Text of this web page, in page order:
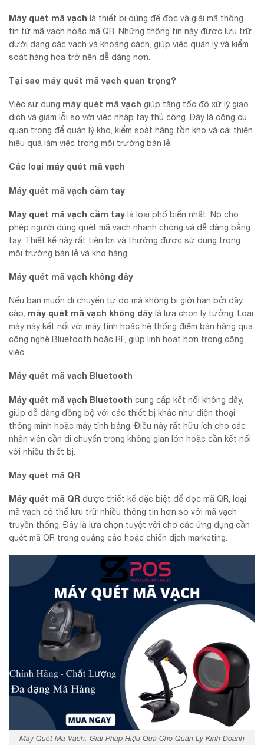
Máy quét mã vạch là thiết bị dùng để đọc và giải mã thông
tin từ mã vạch hoặc mã QR. Những thông tin này được lưu trữ
dưới dạng các vạch và khoảng cách, giúp việc quản lý và kiểm
soát hàng hóa trở nên dễ dàng hơn.
Tại sao máy quét mã vạch quan trọng?
Việc sử dụng máy quét mã vạch giúp tăng tốc độ xử lý giao
dịch và giảm lỗi so với việc nhập tay thủ công. Đây là công cụ
quan trọng để quản lý kho, kiểm soát hàng tồn kho và cải thiện
hiệu quả làm việc trong môi trường bán lẻ.
Các loại máy quét mã vạch
Máy quét mã vạch cầm tay
Máy quét mã vạch cầm tay là loại phổ biến nhất. Nó cho
phép người dùng quét mã vạch nhanh chóng và dễ dàng bằng
tay. Thiết kế này rất tiện lợi và thường được sử dụng trong
môi trường bán lẻ và kho hàng.
Máy quét mã vạch không dây
Nếu bạn muốn di chuyển tự do mà không bị giới hạn bởi dây
cáp, máy quét mã vạch không dây là lựa chọn lý tưởng. Loại
máy này kết nối với máy tính hoặc hệ thống điểm bán hàng qua
công nghệ Bluetooth hoặc RF, giúp linh hoạt hơn trong công
việc.
Máy quét mã vạch Bluetooth
Máy quét mã vạch Bluetooth cung cấp kết nối không dây,
giúp dễ dàng đồng bộ với các thiết bị khác như điện thoại
thông minh hoặc máy tính bảng. Điều này rất hữu ích cho các
nhân viên cần di chuyển trong không gian lớn hoặc cần kết nối
với nhiều thiết bị.
Máy quét mã QR
Máy quét mã QR được thiết kế đặc biệt để đọc mã QR, loại
mã vạch có thể lưu trữ nhiều thông tin hơn so với mã vạch
truyền thống. Đây là lựa chọn tuyệt vời cho các ứng dụng cần
quét mã QR trong quảng cáo hoặc chiến dịch marketing.
Máy Quét Mã Vạch: Giải Pháp Hiệu Quả Cho Quản Lý Kinh Doanh